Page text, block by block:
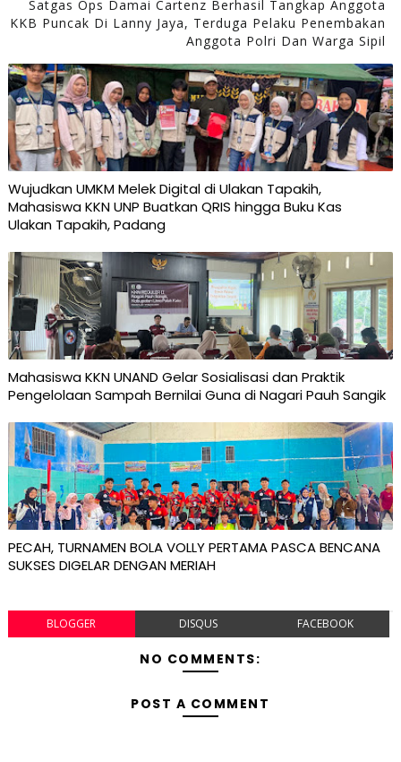
Satgas Ops Damai Cartenz Berhasil Tangkap Anggota
KKB Puncak Di Lanny Jaya, Terduga Pelaku Penembakan
Anggota Polri Dan Warga Sipil
Wujudkan UMKM Melek Digital di Ulakan Tapakih,
Mahasiswa KKN UNP Buatkan QRIS hingga Buku Kas
Ulakan Tapakih, Padang
Mahasiswa KKN UNAND Gelar Sosialisasi dan Praktik
Pengelolaan Sampah Bernilai Guna di Nagari Pauh Sangik
PECAH, TURNAMEN BOLA VOLLY PERTAMA PASCA BENCANA
SUKSES DIGELAR DENGAN MERIAH
BLOGGER DISQUS FACEBOOK
NO COMMENTS:
POST A COMMENT